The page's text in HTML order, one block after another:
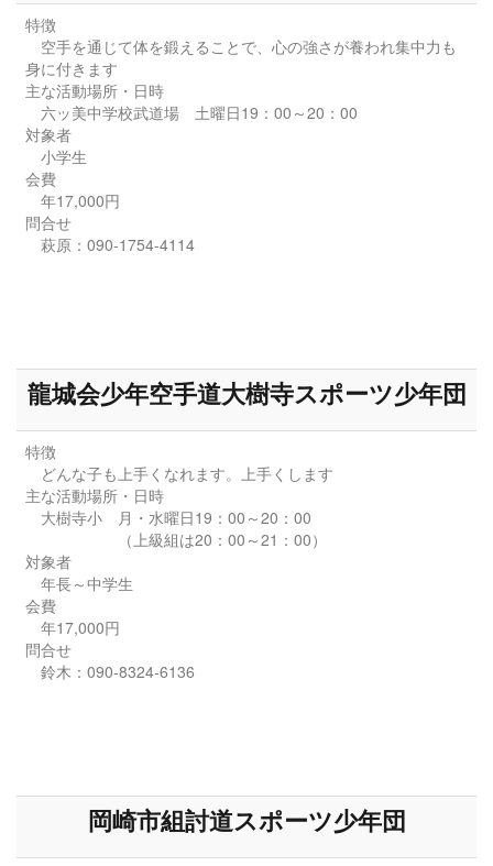
特徴
空手を通じて体を鍛えることで、心の強さが養われ集中力も
身に付きます
主な活動場所・日時
六ッ美中学校武道場 土曜日19：00～20：00
対象者
小学生
会費
年17,000円
問合せ
萩原：090-1754-4114
龍城会少年空手道大樹寺スポーツ少年団
特徴
どんな子も上手くなれます。上手くします
主な活動場所・日時
大樹寺小 月・水曜日19：00～20：00
（上級組は20：00～21：00）
対象者
年長～中学生
会費
年17,000円
問合せ
鈴木：090-8324‐6136
岡崎市組討道スポーツ少年団